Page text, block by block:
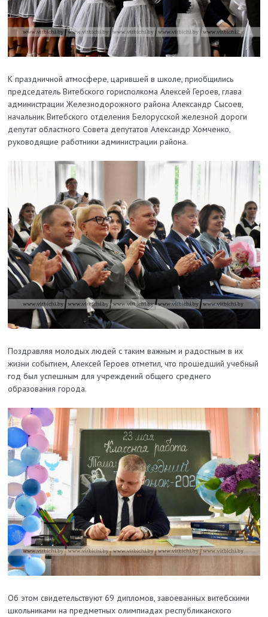
К праздничной атмосфере, царившей в школе, приобщились
председатель Витебского горисполкома Алексей Героев, глава
администрации Железнодорожного района Александр Сысоев,
начальник Витебского отделения Белорусской железной дороги
депутат областного Совета депутатов Александр Хомченко,
руководящие работники администрации района.
Поздравляя молодых людей с таким важным и радостным в их
жизни событием, Алексей Героев отметил, что прошедший учебный
год был успешным для учреждений общего среднего
образования города.
Об этом свидетельствуют 69 дипломов, завоеванных витебскими
школьниками на предметных олимпиадах республиканского